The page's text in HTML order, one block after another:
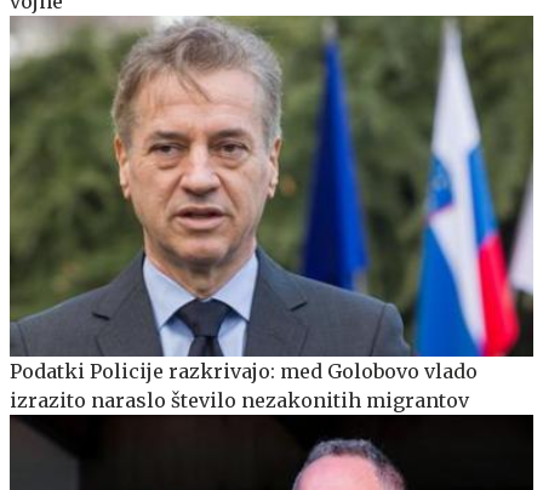
Podatki Policije razkrivajo: med Golobovo vlado
izrazito naraslo število nezakonitih migrantov